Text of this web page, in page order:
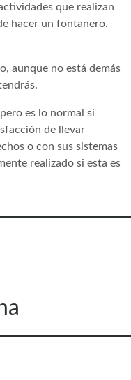
que realizan
hacer un fontanero.
aunque no está demás
es lo normal si
de llevar
o con sus sistemas
realizado si esta es